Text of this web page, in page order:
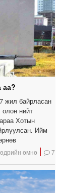
аа?
жил байрласан
нийт
Хотын
Ийм
өмнө 7